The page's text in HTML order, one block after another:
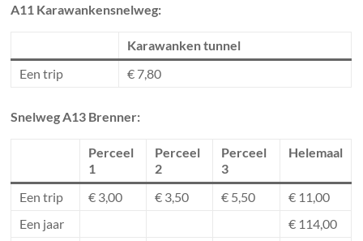
A11 Karawankensnelweg:
Karawanken tunnel
Een trip
€ 7,80
Snelweg A13 Brenner:
Perceel
1
Perceel
2
Perceel
3
Helemaal
Een trip € 3,00 € 3,50 € 5,50
€ 11,00
Een jaar
€ 114,00